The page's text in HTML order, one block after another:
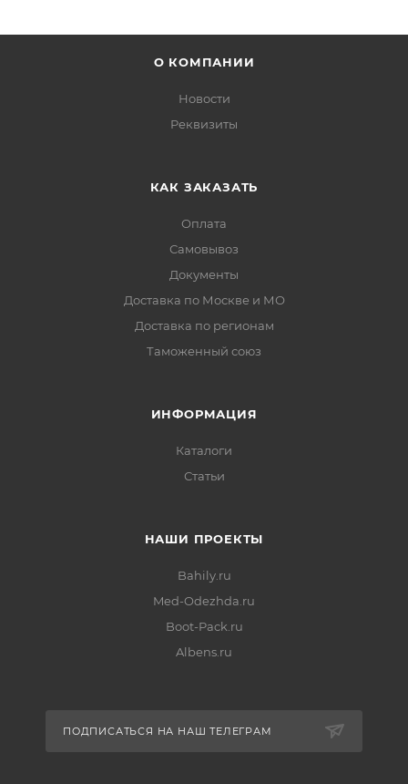
О КОМПАНИИ
Новости
Реквизиты
КАК ЗАКАЗАТЬ
Оплата
Самовывоз
Документы
Доставка по Москве и МО
Доставка по регионам
Таможенный союз
ИНФОРМАЦИЯ
Каталоги
Статьи
НАШИ ПРОЕКТЫ
Bahily.ru
Med-Odezhda.ru
Boot-Pack.ru
Albens.ru
ПОДПИСАТЬСЯ НА НАШ ТЕЛЕГРАМ